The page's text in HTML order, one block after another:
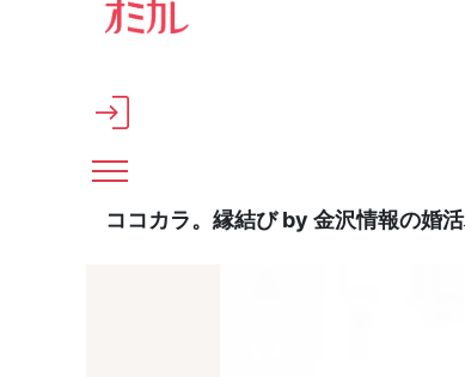
メインコンテンツへスキップ
ココカラ。縁結び by 金沢情報の婚